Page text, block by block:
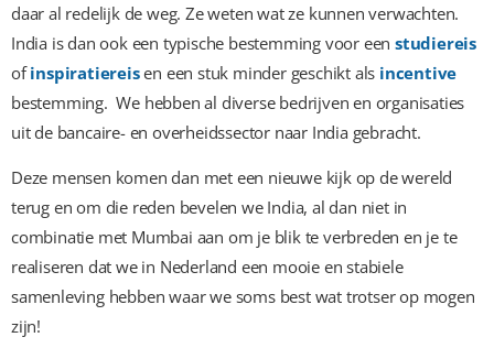
daar al redelijk de weg. Ze weten wat ze kunnen verwachten.
India is dan ook een typische bestemming voor een studiereis
ofinspiratiereisen een stuk minder geschikt als incentive
bestemming. We hebben al diverse bedrijven en organisaties
uit de bancaire- en overheidssector naar India gebracht.
Deze mensen komen dan met een nieuwe kijk op de wereld
terug en om die reden bevelen we India, al dan niet in
combinatie met Mumbai aan om je blik te verbreden en je te
realiseren dat we in Nederland een mooie en stabiele
samenleving hebben waar we soms best wat trotser op mogen
zijn!